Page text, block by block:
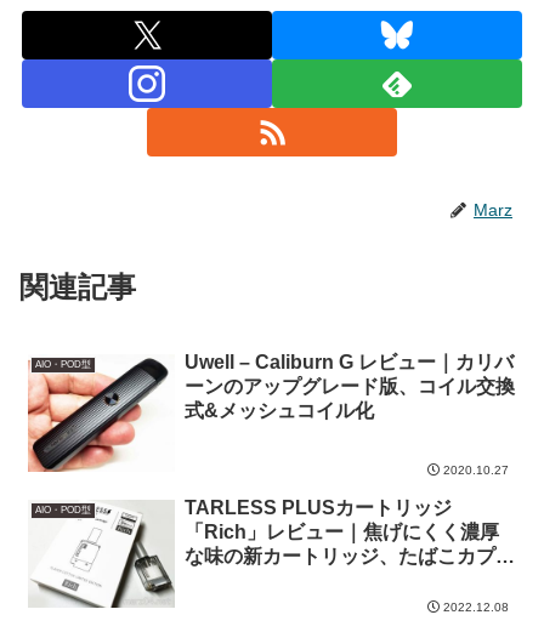
Marz
関連記事
AIO・POD型
Uwell – Caliburn G レビュー｜カリバ
ーンのアップグレード版、コイル交換
式&メッシュコイル化
2020.10.27
AIO・POD型
TARLESS PLUSカートリッジ
「Rich」レビュー｜焦げにくく濃厚
な味の新カートリッジ、たばこカプセ
2022.12.08